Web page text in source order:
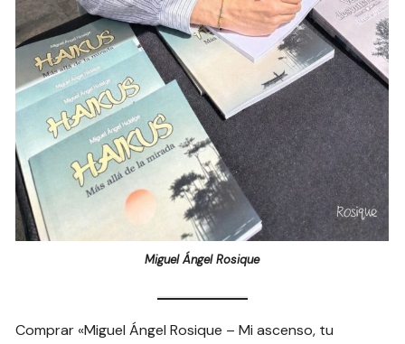
Miguel Ángel Rosique
Comprar «Miguel Ángel Rosique – Mi ascenso, tu